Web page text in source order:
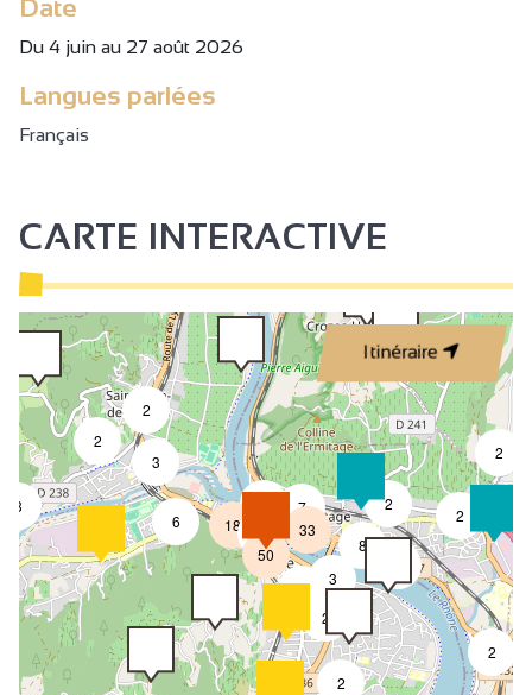
Date
Du 4 juin au 27 août 2026
Langues parlées
Français
CARTE INTERACTIVE
Itinéraire
2
2
2
2
2
2
2
8
3
2
3
6 18
7
2
3
50
33